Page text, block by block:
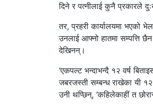
दिने र पत्नीलाई कुनै प्रकारले
तर, प्रहरी कार्यालयमा भएको
उनलाई आफ्नो हातमा सम्पत्ति
देखिनन्।
‘एकपल्ट भन्दाभन्दै १२ वर्ष
जबरजस्ती सम्बन्ध राखेका यी १२
उनी थप्छिन्, ‘कहिलेकाहीं त